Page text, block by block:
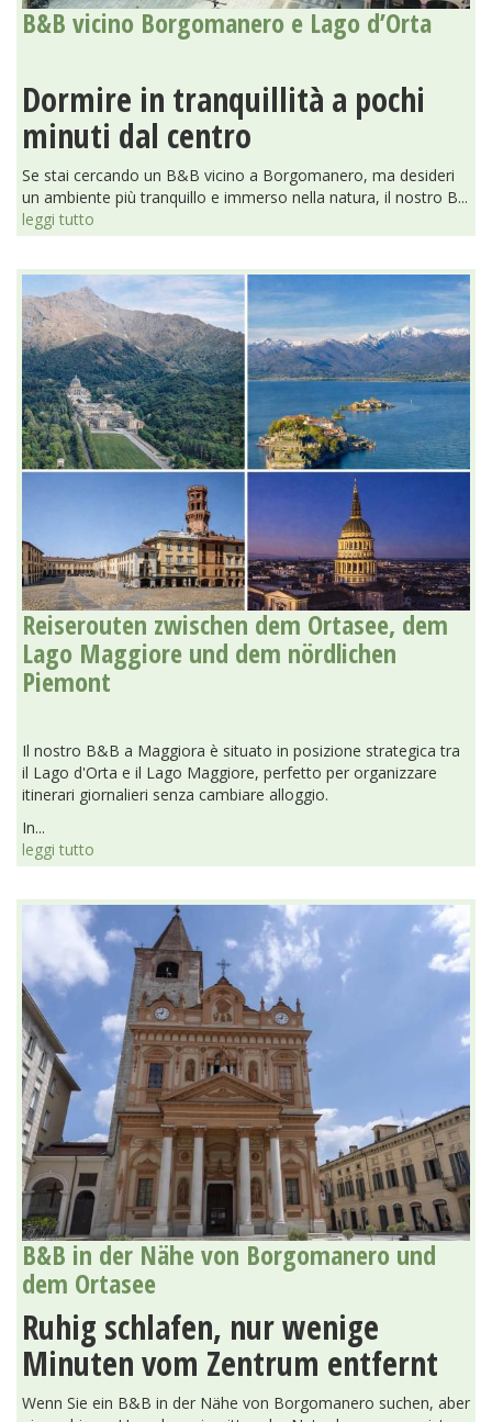
B&B vicino Borgomanero e Lago d’Orta
Dormire in tranquillità a pochi
minuti dal centro
Se stai cercando un B&B vicino a Borgomanero, ma desideri
un ambiente più tranquillo e immerso nella natura, il nostro B...
leggi tutto
Reiserouten zwischen dem Ortasee, dem
Lago Maggiore und dem nördlichen
Piemont
Il nostro B&B a Maggiora è situato in posizione strategica tra
il Lago d'Orta e il Lago Maggiore, perfetto per organizzare
itinerari giornalieri senza cambiare alloggio.
In...
leggi tutto
B&B in der Nähe von Borgomanero und
dem Ortasee
Ruhig schlafen, nur wenige
Minuten vom Zentrum entfernt
Wenn Sie ein B&B in der Nähe von Borgomanero suchen, aber